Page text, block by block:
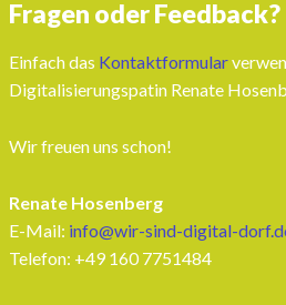
Fragen oder Feedback?
Einfach das Kontaktformular
Digitalisierungspatin Renate
Wir freuen uns schon!
Renate Hosenberg
E-Mail: info@wir-sind-digital-
Telefon: ‭+49 160 7751484‬